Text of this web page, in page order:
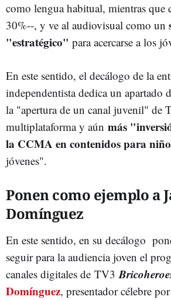
como lengua habitual, mientras que
30%--, y ve al audiovisual como un
"estratégico" para acercarse a los
En este sentido, el decálogo de la
independentista dedica un apartado
la "apertura de un canal juvenil" de
multiplataforma y aún más
la CCMA en contenidos para
jóvenes".
Ponen como ejemplo a
Domínguez
En este sentido, en su decálogo
seguir para la audiencia joven el
canales digitales de TV3
Domínguez, presentador célebre